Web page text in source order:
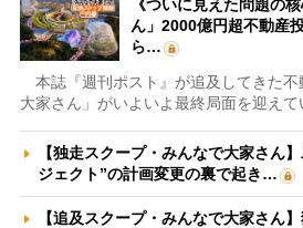
《ついに見えた問題の
ん」2000億円超不動産
ら…
本誌『週刊ポスト』が追及してきた不
大家さん」がいよいよ最終局面を迎えて
【独走スクープ・みんなで大家さん
ジェクト”の計画変更の裏で起き…
【追及スクープ・みんなで大家さん